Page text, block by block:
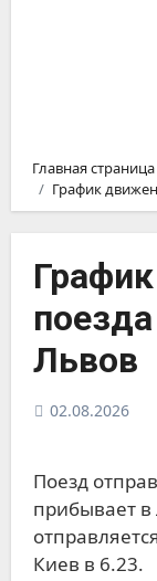
Главная страница
График
Львов
02.08.2026
Поезд отправляется из Киева в 23.04,
прибывает в
Киев в 6.23.